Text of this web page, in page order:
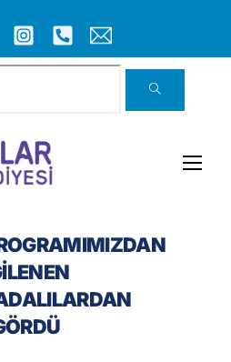
ICON
LABEL
ICON
LABEL
ICON
LABEL